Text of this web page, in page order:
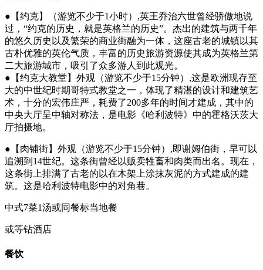
●【约克】（游览不少于1小时）,英王乔治六世曾经骄傲地说
过，“约克的历史，就是英格兰的历史”。杰出的建筑与两千年
的悠久历史以及繁荣的商业街融为一体，这座古老的城镇以其
古朴优雅的英伦气质，丰富的历史旅游资源使其成为英格兰第
二大旅游城市，吸引了众多游人到此观光。
●【约克大教堂】外观（游览不少于15分钟）,这是欧洲现存至
大的中世纪时期哥特式教堂之一，体现了精湛的设计和建筑艺
术，十分的宏伟庄严，耗费了200多年的时间才建成，其中的
中央大厅呈中轴对称法，是电影《哈利波特》中的霍格沃茨大
厅拍摄地。
●【肉铺街】外观（游览不少于15分钟）,即谢姆伯街，早可以
追溯到14世纪。这条街曾经以贩卖牲畜和肉类而出名。现在，
这条街上排满了古老的以在木架上涂抹灰泥的方式建成的建
筑。这是哈利波特电影中的对角巷。
中式7菜1汤或同餐标当地餐
或等钻酒店
餐饮